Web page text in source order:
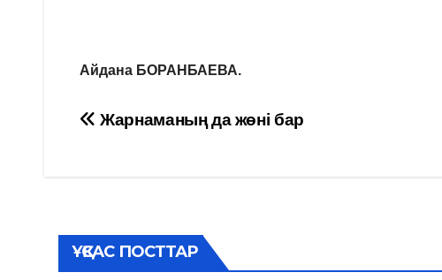
Айдана БОРАНБАЕВА.
Навигация
Жарнаманың да жөні бар
ҰҚСАС ПОСТТАР